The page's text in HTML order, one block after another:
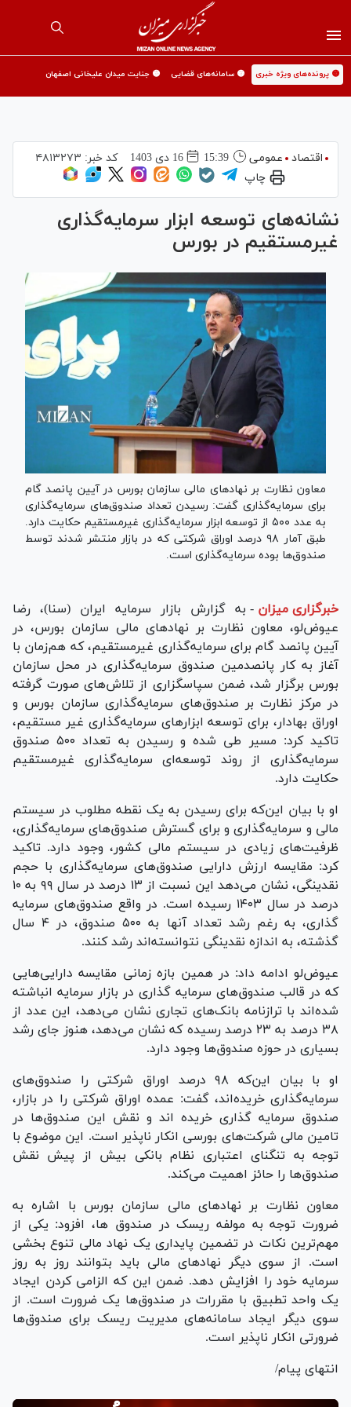
🟡 پرونده‌های ویژه خبری 🟡 سامانه‌های قضایی 🟡 جنایت میدان علیخانی اصفهان
اقتصاد عمومی 15:39 16 دی 1403 کد خبر: ۴۸۱۳۲۷۳
چاپ
نشانه‌های توسعه ابزار سرمایه‌گذاری
غیرمستقیم در بورس
معاون نظارت بر نهاد‌های مالی سازمان بورس در آیین پانصد گام
برای سرمایه‌گذاری گفت: رسیدن تعداد صندوق‌های سرمایه‌گذاری
به عدد ۵۰۰ از توسعه ابزار سرمایه‌گذاری غیرمستقیم حکایت دارد.
طبق آمار ۹۸ درصد اوراق شرکتی که در بازار منتشر شدند توسط
صندوق‌ها بوده سرمایه‌گذاری است.
خبرگزاری میزان - به گزارش بازار سرمایه ایران (سنا)، رضا
عیوض‌لو، معاون نظارت بر نهاد‌های مالی سازمان بورس، در
آیین پانصد گام برای سرمایه‌گذاری غیرمستقیم، که هم‌زمان با
آغاز به کار پانصدمین صندوق سرمایه‌گذاری در محل سازمان
بورس برگزار شد، ضمن سپاسگزاری از تلاش‌های صورت گرفته
در مرکز نظارت بر صندوق‌های سرمایه‌گذاری سازمان بورس و
اوراق بهادار، برای توسعه ابزار‌های سرمایه‌گذاری غیر مستقیم،
تاکید کرد: مسیر طی شده و رسیدن به تعداد ۵۰۰ صندوق
سرمایه‌گذاری از روند توسعه‌ای سرمایه‌گذاری غیرمستقیم
حکایت دارد.
او با بیان این‌که برای رسیدن به یک نقطه مطلوب در سیستم
مالی و سرمایه‌گذاری و برای گسترش صندوق‌های سرمایه‌گذاری،
ظرفیت‌های زیادی در سیستم مالی کشور، وجود دارد. تاکید
کرد: مقایسه ارزش دارایی صندوق‌های سرمایه‌گذاری با حجم
نقدینگی، نشان می‌دهد این نسبت از ۱۳ درصد در سال ۹۹ به ۱۰
درصد در سال ۱۴۰۳ رسیده است. در واقع صندوق‌های سرمایه
گذاری، به رغم رشد تعداد آنها به ۵۰۰ صندوق، در ۴ سال
گذشته، به اندازه نقدینگی نتوانسته‌اند رشد کنند.
عیوض‌لو ادامه داد: در همین بازه زمانی مقایسه دارایی‌هایی
که در قالب صندوق‌های سرمایه گذاری در بازار سرمایه انباشته
شده‌اند با ترازنامه بانک‌های تجاری نشان می‌دهد، این عدد از
۳۸ درصد به ۲۳ درصد رسیده که نشان می‌دهد، هنوز جای رشد
بسیاری در حوزه صندوق‌ها وجود دارد.
او با بیان این‌که ۹۸ درصد اوراق شرکتی را صندوق‌های
سرمایه‌گذاری خریده‌اند، گفت: عمده اوراق شرکتی را در بازار،
صندوق سرمایه گذاری خریده اند و نقش این صندوق‌ها در
تامین مالی شرکت‌های بورسی انکار ناپذیر است. این موضوع با
توجه به تنگنای اعتباری نظام بانکی بیش از پیش نقش
صندوق‌ها را حائز اهمیت می‌کند.
معاون نظارت بر نهاد‌های مالی سازمان بورس با اشاره به
ضرورت توجه به مولفه ریسک در صندوق ها، افزود: یکی از
مهم‌ترین نکات در تضمین پایداری یک نهاد مالی تنوع بخشی
است. از سوی دیگر نهاد‌های مالی باید بتوانند روز به روز
سرمایه خود را افزایش دهد. ضمن این که الزامی کردن ایجاد
یک واحد تطبیق با مقررات در صندوق‌ها یک ضرورت است. از
سوی دیگر ایجاد سامانه‌های مدیریت ریسک برای صندوق‌ها
ضرورتی انکار ناپذیر است.
انتهای پیام/